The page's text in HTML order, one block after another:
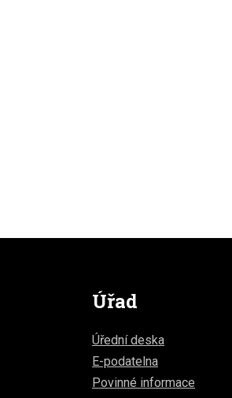
Úřad
Úřední deska
E-podatelna
Povinné informace